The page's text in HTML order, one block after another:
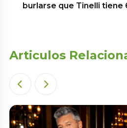
burlarse que Tinelli tiene
Articulos